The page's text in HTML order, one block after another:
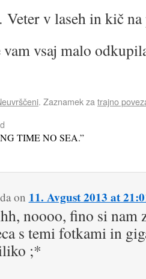
v laseh in kič
vam vsaj malo
. Zaznamek za trajno
TIME NO SEA.”
on 11. Avgust 2013 at
noooo, fino si nam
s temi fotkami in
;*